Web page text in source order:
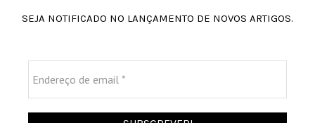
SEJA NOTIFICADO NO LANÇAMENTO DE NOVOS ARTIGOS.
de
email
*